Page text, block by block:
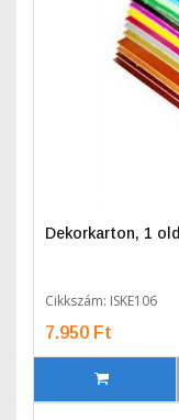
Dekorkarton, 1
Cikkszám: ISKE106
7.950 Ft